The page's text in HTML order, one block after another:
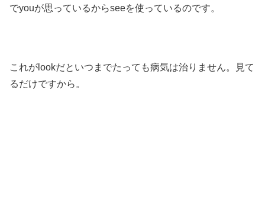
でyouが思っているからseeを使っているのです。
これがlookだといつまでたっても病気は治りません。見て
るだけですから。